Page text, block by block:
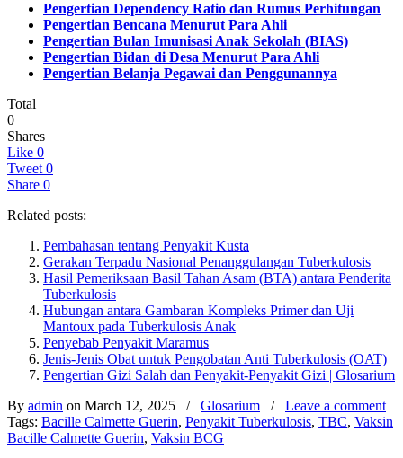
Pengertian Dependency Ratio dan Rumus Perhitungan
Pengertian Bencana Menurut Para Ahli
Pengertian Bulan Imunisasi Anak Sekolah (BIAS)
Pengertian Bidan di Desa Menurut Para Ahli
Pengertian Belanja Pegawai dan Penggunannya
Total
0
Shares
Like 0
Tweet 0
Share 0
Related posts:
Pembahasan tentang Penyakit Kusta
Gerakan Terpadu Nasional Penanggulangan Tuberkulosis
Hasil Pemeriksaan Basil Tahan Asam (BTA) antara Penderita
Tuberkulosis
Hubungan antara Gambaran Kompleks Primer dan Uji
Mantoux pada Tuberkulosis Anak
Penyebab Penyakit Maramus
Jenis-Jenis Obat untuk Pengobatan Anti Tuberkulosis (OAT)
Pengertian Gizi Salah dan Penyakit-Penyakit Gizi | Glosarium
By admin on March 12, 2025 / Glosarium / Leave a comment
Tags: Bacille Calmette Guerin, Penyakit Tuberkulosis, TBC, Vaksin
Bacille Calmette Guerin, Vaksin BCG